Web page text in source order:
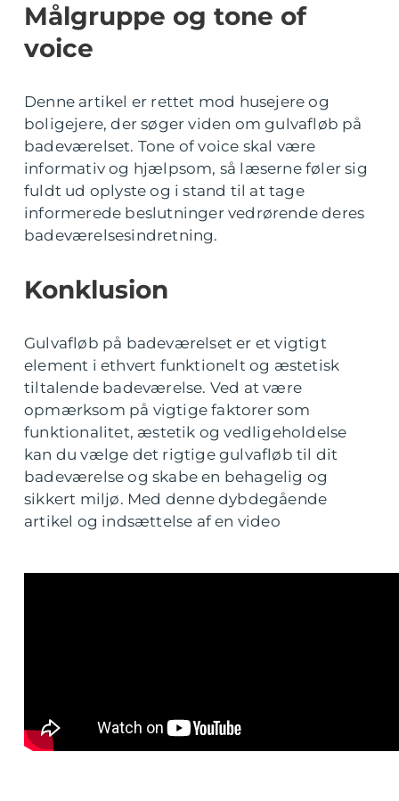
Målgruppe og tone of
voice
Denne artikel er rettet mod husejere og
boligejere, der søger viden om gulvafløb på
badeværelset. Tone of voice skal være
informativ og hjælpsom, så læserne føler sig
fuldt ud oplyste og i stand til at tage
informerede beslutninger vedrørende deres
badeværelsesindretning.
Konklusion
Gulvafløb på badeværelset er et vigtigt
element i ethvert funktionelt og æstetisk
tiltalende badeværelse. Ved at være
opmærksom på vigtige faktorer som
funktionalitet, æstetik og vedligeholdelse
kan du vælge det rigtige gulvafløb til dit
badeværelse og skabe en behagelig og
sikkert miljø. Med denne dybdegående
artikel og indsættelse af en video